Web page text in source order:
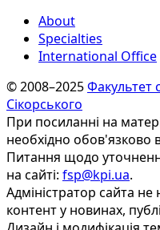
About
Specialties
International Office
© 2008–2025Факультет
Сікорського
При посиланні на
необхідно обов'язково
Питання щодо
на сайті: fsp@kpi.ua.
Адміністратор сайта не
контент у новинах,